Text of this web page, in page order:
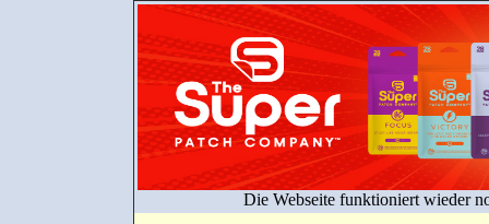
Die Webseite funktioniert wieder